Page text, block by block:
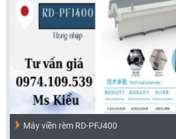
Máy viền rèm RD-PFJ400